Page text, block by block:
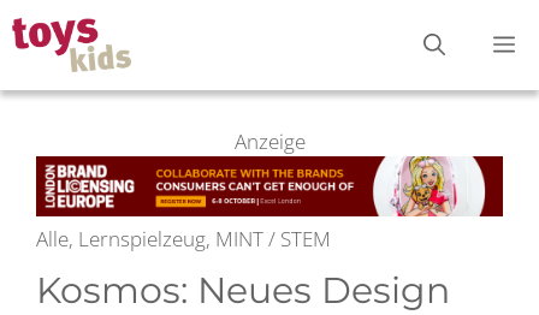
Zum
Inhalt
springen
Anzeige
Alle, Lernspielzeug, MINT / STEM
Kosmos: Neues Design